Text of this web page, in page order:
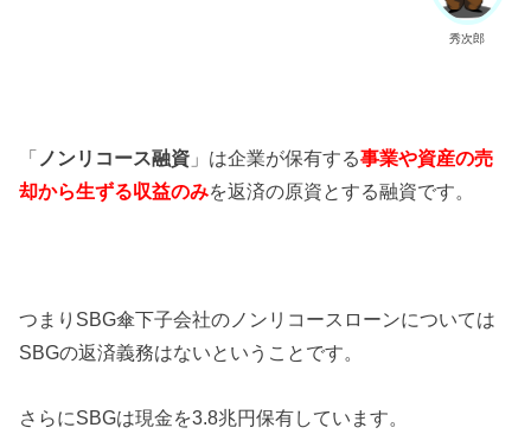
秀次郎
「 ノンリコース融資 」は企業が保有する事業や資産の売
却から生ずる収益のみを返済の原資とする融資です。
つまりSBG傘下子会社のノンリコースローンについては
SBGの返済義務はないということです。
さらにSBGは現金を3.8兆円保有しています。